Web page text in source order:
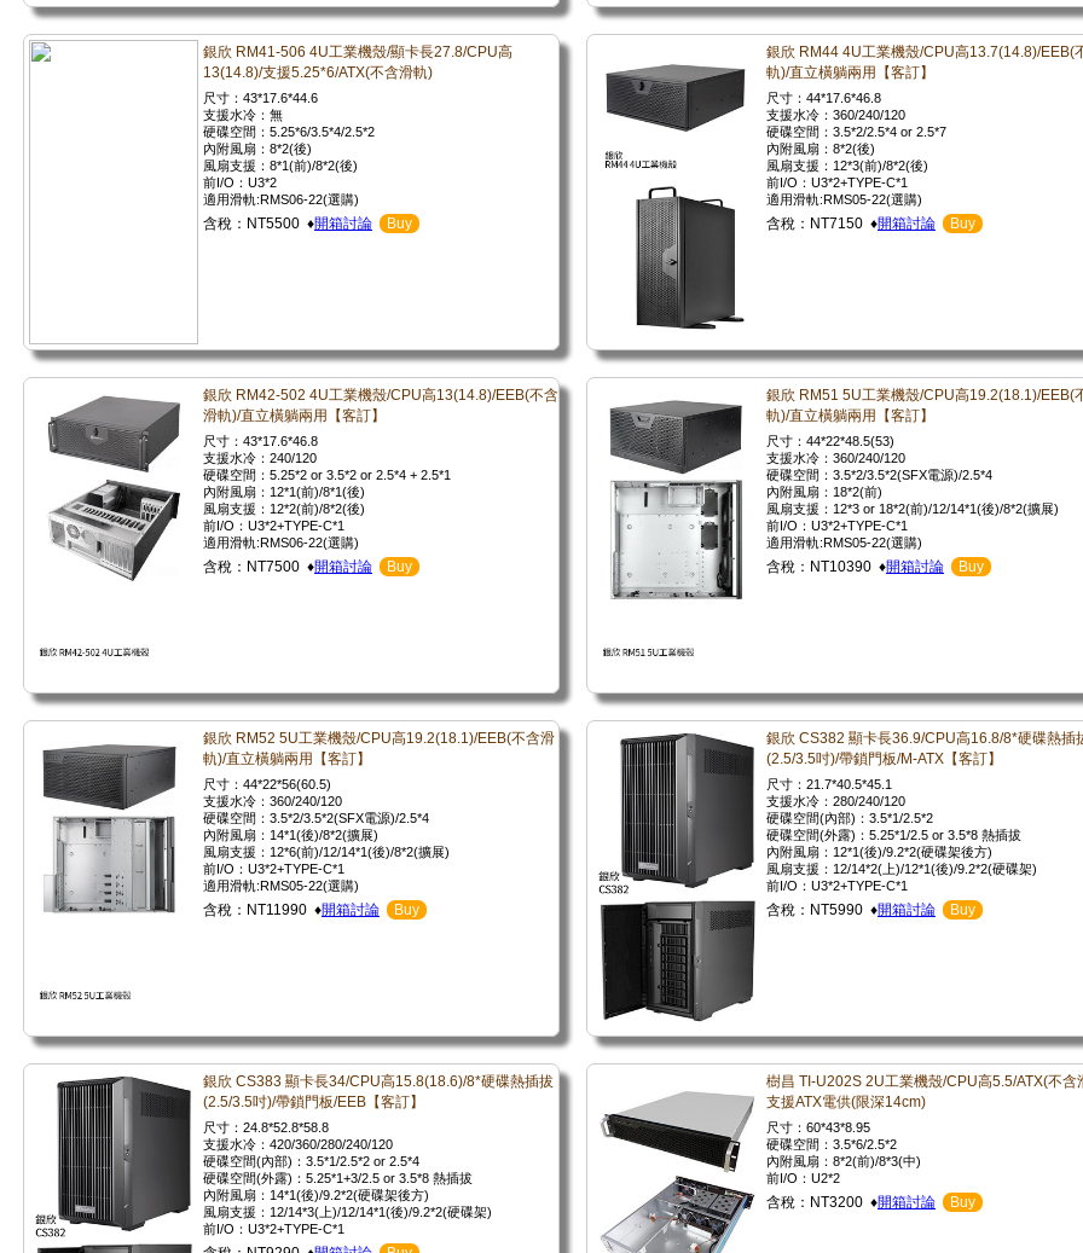
銀欣 RM41-506 4U工業機殼/顯卡長27.8/CPU高
13(14.8)/支援5.25*6/ATX(不含滑軌)
尺寸：43*17.6*44.6
支援水冷：無
硬碟空間：5.25*6/3.5*4/2.5*2
內附風扇：8*2(後)
風扇支援：8*1(前)/8*2(後)
前I/O：U3*2
適用滑軌:RMS06-22(選購)
含稅：NT5500 ♦開箱討論 Buy
銀欣 RM44 4U工業機殼/CPU高13.7(14.8)/EEB(
軌)/直立橫躺兩用【客訂】
尺寸：44*17.6*46.8
支援水冷：360/240/120
硬碟空間：3.5*2/2.5*4 or 2.5*7
內附風扇：8*2(後)
風扇支援：12*3(前)/8*2(後)
前I/O：U3*2+TYPE-C*1
適用滑軌:RMS05-22(選購)
含稅：NT7150 ♦開箱討論 Buy
銀欣 RM42-502 4U工業機殼/CPU高13(14.8)/EEB(不含
滑軌)/直立橫躺兩用【客訂】
尺寸：43*17.6*46.8
支援水冷：240/120
硬碟空間：5.25*2 or 3.5*2 or 2.5*4 + 2.5*1
內附風扇：12*1(前)/8*1(後)
風扇支援：12*2(前)/8*2(後)
前I/O：U3*2+TYPE-C*1
適用滑軌:RMS06-22(選購)
含稅：NT7500 ♦開箱討論 Buy
銀欣 RM51 5U工業機殼/CPU高19.2(18.1)/EEB(
軌)/直立橫躺兩用【客訂】
尺寸：44*22*48.5(53)
支援水冷：360/240/120
硬碟空間：3.5*2/3.5*2(SFX電源)/2.5*4
內附風扇：18*2(前)
風扇支援：12*3 or 18*2(前)/12/14*1(後)/8*2(擴展)
前I/O：U3*2+TYPE-C*1
適用滑軌:RMS05-22(選購)
含稅：NT10390 ♦開箱討論 Buy
銀欣 RM52 5U工業機殼/CPU高19.2(18.1)/EEB(不含滑
軌)/直立橫躺兩用【客訂】
尺寸：44*22*56(60.5)
支援水冷：360/240/120
硬碟空間：3.5*2/3.5*2(SFX電源)/2.5*4
內附風扇：14*1(後)/8*2(擴展)
風扇支援：12*6(前)/12/14*1(後)/8*2(擴展)
前I/O：U3*2+TYPE-C*1
適用滑軌:RMS05-22(選購)
含稅：NT11990 ♦開箱討論 Buy
銀欣 CS382 顯卡長36.9/CPU高16.8/8*硬碟熱插
(2.5/3.5吋)/帶鎖門板/M-ATX【客訂】
尺寸：21.7*40.5*45.1
支援水冷：280/240/120
硬碟空間(內部)：3.5*1/2.5*2
硬碟空間(外露)：5.25*1/2.5 or 3.5*8 熱插拔
內附風扇：12*1(後)/9.2*2(硬碟架後方)
風扇支援：12/14*2(上)/12*1(後)/9.2*2(硬碟架)
前I/O：U3*2+TYPE-C*1
含稅：NT5990 ♦開箱討論 Buy
銀欣 CS383 顯卡長34/CPU高15.8(18.6)/8*硬碟熱插拔
(2.5/3.5吋)/帶鎖門板/EEB【客訂】
尺寸：24.8*52.8*58.8
支援水冷：420/360/280/240/120
硬碟空間(內部)：3.5*1/2.5*2 or 2.5*4
硬碟空間(外露)：5.25*1+3/2.5 or 3.5*8 熱插拔
內附風扇：14*1(後)/9.2*2(硬碟架後方)
風扇支援：12/14*3(上)/12/14*1(後)/9.2*2(硬碟架)
前I/O：U3*2+TYPE-C*1
樹昌 TI-U202S 2U工業機殼/CPU高5.5/ATX(不含
支援ATX電供(限深14cm)
尺寸：60*43*8.95
硬碟空間：3.5*6/2.5*2
內附風扇：8*2(前)/8*3(中)
前I/O：U2*2
含稅：NT3200 ♦開箱討論 Buy